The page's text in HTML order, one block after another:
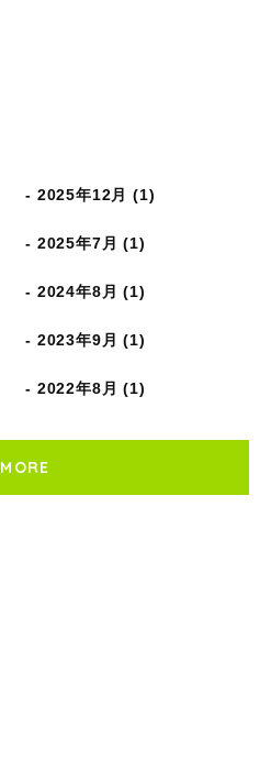
2025年12月 (1)
2025年7月 (1)
2024年8月 (1)
2023年9月 (1)
2022年8月 (1)
MORE